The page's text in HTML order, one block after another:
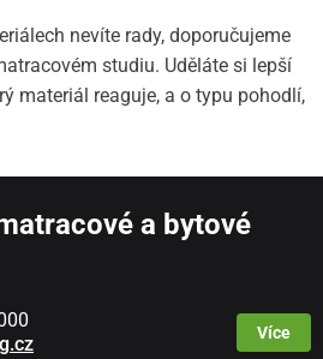
nevíte rady, doporučujeme
studiu. Uděláte si lepší
materiál reaguje, a o typu pohodlí,
a bytové
Více